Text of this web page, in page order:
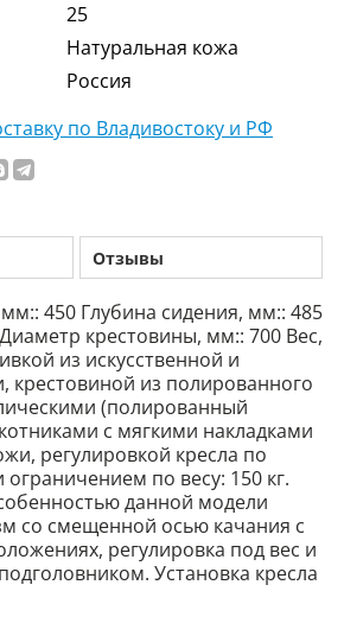
25
Натуральная кожа
Россия
по Владивостоку и РФ
Отзывы
450 Глубина сидения, мм:: 485
крестовины, мм:: 700 Вес,
из искусственной и
крестовиной из полированного
(полированный
с мягкими накладками
регулировкой кресла по
ограничением по весу: 150 кг.
данной модели
со смещенной осью качания с
регулировка под вес и
Установка кресла